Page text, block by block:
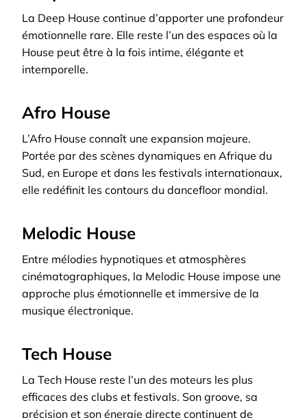
La Deep House continue d’apporter une profondeur
émotionnelle rare. Elle reste l’un des espaces où la
House peut être à la fois intime, élégante et
intemporelle.
Afro House
L’Afro House connaît une expansion majeure.
Portée par des scènes dynamiques en Afrique du
Sud, en Europe et dans les festivals internationaux,
elle redéfinit les contours du dancefloor mondial.
Melodic House
Entre mélodies hypnotiques et atmosphères
cinématographiques, la Melodic House impose une
approche plus émotionnelle et immersive de la
musique électronique.
Tech House
La Tech House reste l’un des moteurs les plus
efficaces des clubs et festivals. Son groove, sa
précision et son énergie directe continuent de